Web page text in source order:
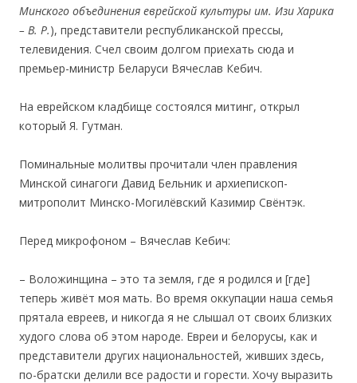
Минского объединения еврейской культуры им. Изи Харика
– В. Р.), представители республиканской прессы,
телевидения. Счел своим долгом приехать сюда и
премьер-министр Беларуси Вячеслав Кебич.
На еврейском кладбище состоялся митинг, открыл
который Я. Гутман.
Поминальные молитвы прочитали член правления
Минской синагоги Давид Бельник и архиепископ-
митрополит Минско-Могилёвский Казимир Свёнтэк.
Перед микрофоном – Вячеслав Кебич:
– Воложинщина – это та земля, где я родился и [где]
теперь живёт моя мать. Во время оккупации наша семья
прятала евреев, и никогда я не слышал от своих близких
худого слова об этом народе. Евреи и белорусы, как и
представители других национальностей, живших здесь,
по-братски делили все радости и горести. Хочу выразить